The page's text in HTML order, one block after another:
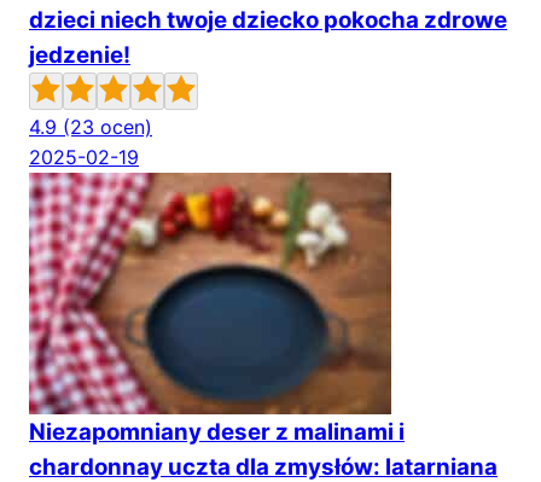
dzieci niech twoje dziecko pokocha zdrowe
jedzenie!
4.9 (23 ocen)
2025-02-19
Niezapomniany deser z malinami i
chardonnay uczta dla zmysłów: latarniana